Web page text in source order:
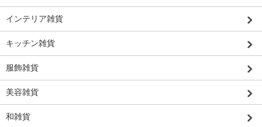
インテリア雑貨
キッチン雑貨
服飾雑貨
美容雑貨
和雑貨